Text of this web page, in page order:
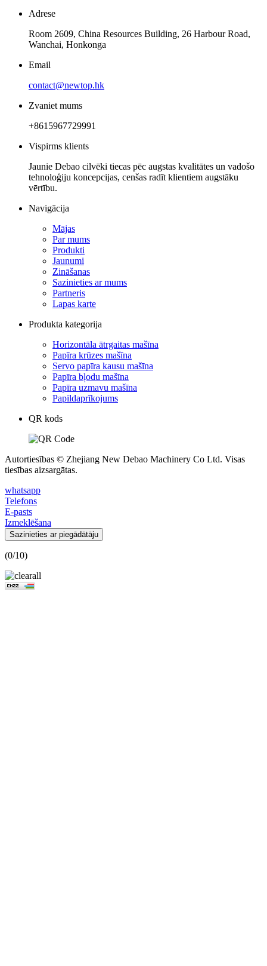
Adrese
Room 2609, China Resources Building, 26 Harbour Road,
Wanchai, Honkonga
Email
contact@newtop.hk
Zvaniet mums
+8615967729991
Vispirms klients
Jaunie Debao cilvēki tiecas pēc augstas kvalitātes un vadošo
tehnoloģiju koncepcijas, cenšas radīt klientiem augstāku
vērtību.
Navigācija
Mājas
Par mums
Produkti
Jaunumi
Zināšanas
Sazinieties ar mums
Partneris
Lapas karte
Produkta kategorija
Horizontāla ātrgaitas mašīna
Papīra krūzes mašīna
Servo papīra kausu mašīna
Papīra bļodu mašīna
Papīra uzmavu mašīna
Papildaprīkojums
QR kods
Autortiesības © Zhejiang New Debao Machinery Co Ltd. Visas
tiesības aizsargātas.
whatsapp
Telefons
E-pasts
Izmeklēšana
Sazinieties ar piegādātāju
(0/10)